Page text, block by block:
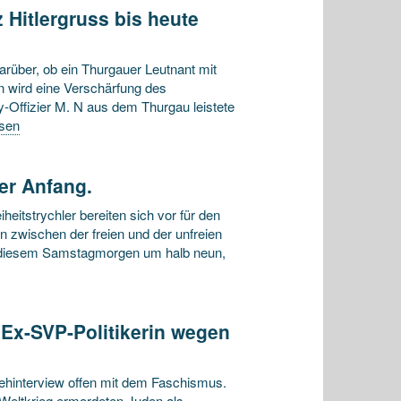
Hitlergruss bis heute
ob ein Thurgauer Leutnant mit
eine Verschärfung des
Offizier M. N aus dem Thurgau leistete
Anfang.
bereiten sich vor für den
zwischen der freien und der unfreien
Samstagmorgen um halb neun,
SVP-Politikerin wegen
offen mit dem Faschismus.